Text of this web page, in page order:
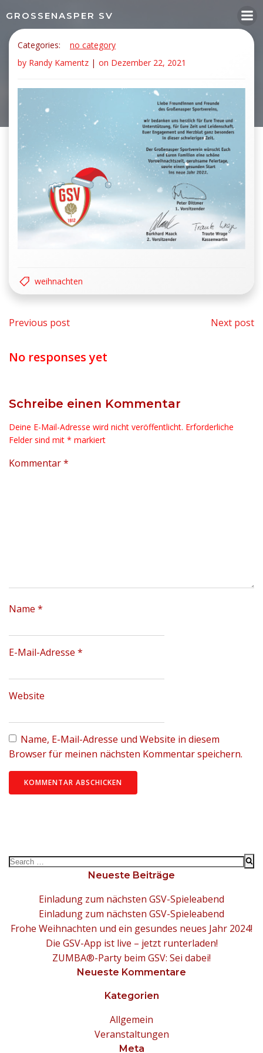
GROSSENASPER SV
Frohes Fest euch
allen
Categories:
no category
by Randy Kamentz | on Dezember 22, 2021
weihnachten
Beitragsnavigation
Previous post Next post
No responses yet
Schreibe einen Kommentar
Deine E-Mail-Adresse wird nicht veröffentlicht. Erforderliche
Felder sind mit * markiert
Kommentar*
Name *
E-Mail-Adresse *
Website
Name, E-Mail-Adresse und Website in diesem
Browser für meinen nächsten Kommentar speichern.
Search
Neueste Beiträge
Einladung zum nächsten GSV-Spieleabend
Einladung zum nächsten GSV-Spieleabend
Frohe Weihnachten und ein gesundes neues Jahr 2024!
Die GSV-App ist live – jetzt runterladen!
ZUMBA®-Party beim GSV: Sei dabei!
Neueste Kommentare
Kategorien
Allgemein
Veranstaltungen
Meta